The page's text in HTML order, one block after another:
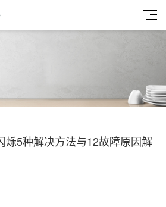
烁5种解决方法与12故障原因解